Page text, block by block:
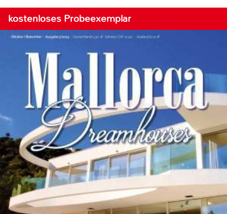
kostenloses Probeexemplar